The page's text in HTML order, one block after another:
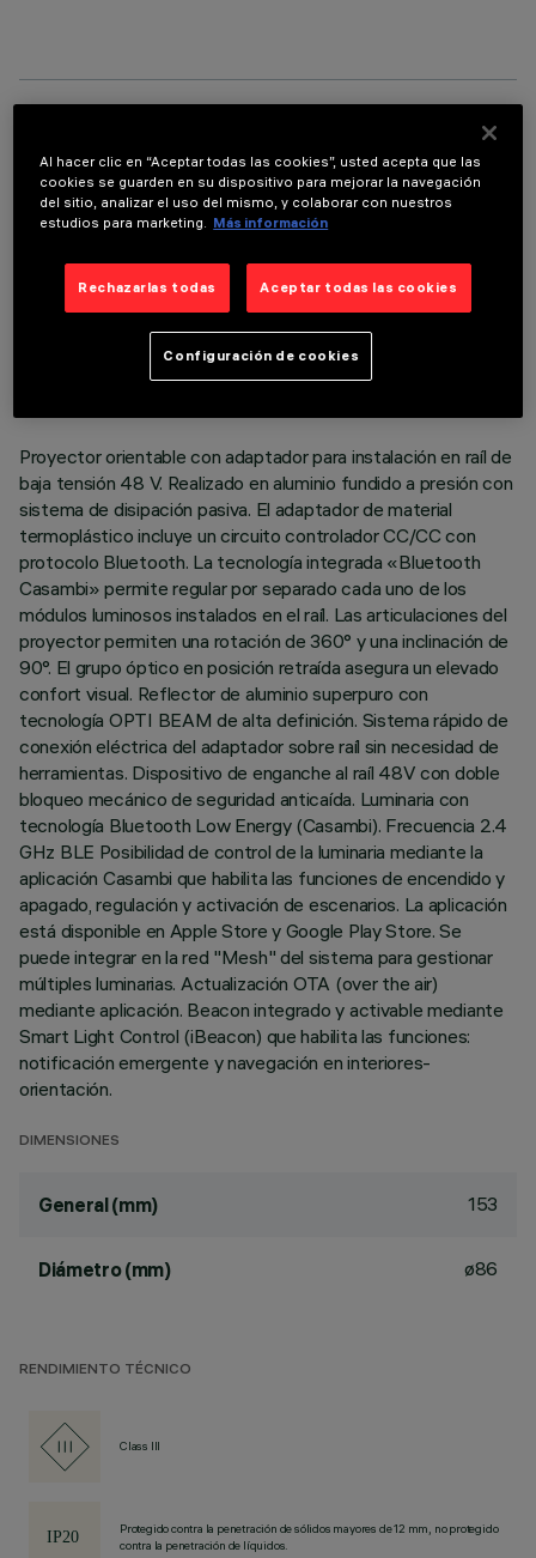
DATOS TÉCNICOS
ÚLTIMA ACTUALIZACIÓN: 06/08/2026
Proyector orientable con adaptador para instalación en raíl de
baja tensión 48 V. Realizado en aluminio fundido a presión con
sistema de disipación pasiva. El adaptador de material
termoplástico incluye un circuito controlador CC/CC con
protocolo Bluetooth. La tecnología integrada «Bluetooth
Casambi» permite regular por separado cada uno de los
módulos luminosos instalados en el raíl. Las articulaciones del
proyector permiten una rotación de 360° y una inclinación de
90°. El grupo óptico en posición retraída asegura un elevado
confort visual. Reflector de aluminio superpuro con
tecnología OPTI BEAM de alta definición. Sistema rápido de
conexión eléctrica del adaptador sobre raíl sin necesidad de
herramientas. Dispositivo de enganche al raíl 48V con doble
bloqueo mecánico de seguridad anticaída. Luminaria con
tecnología Bluetooth Low Energy (Casambi). Frecuencia 2.4
GHz BLE Posibilidad de control de la luminaria mediante la
aplicación Casambi que habilita las funciones de encendido y
apagado, regulación y activación de escenarios. La aplicación
está disponible en Apple Store y Google Play Store. Se
puede integrar en la red "Mesh" del sistema para gestionar
múltiples luminarias. Actualización OTA (over the air)
mediante aplicación. Beacon integrado y activable mediante
Smart Light Control (iBeacon) que habilita las funciones:
notificación emergente y navegación en interiores-
orientación.
DIMENSIONES
General (mm) 153
Diámetro (mm) ø86
RENDIMIENTO TÉCNICO
Class III
Protegido contra la penetración de sólidos mayores de 12 mm, no protegido
contra la penetración de líquidos.
Al hacer clic en “Aceptar todas las cookies”, usted acepta que las
cookies se guarden en su dispositivo para mejorar la navegación
del sitio, analizar el uso del mismo, y colaborar con nuestros
estudios para marketing.
Más información
Rechazarlas todas Aceptar todas las cookies
Configuración de cookies